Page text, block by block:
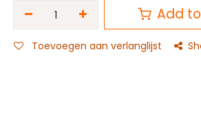
Add
Toevoegen aan verlanglijst